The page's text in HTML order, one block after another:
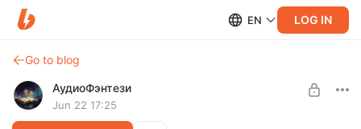
EN LOG IN
Go to blog
АудиоФэнтези
Jun 22 17:25